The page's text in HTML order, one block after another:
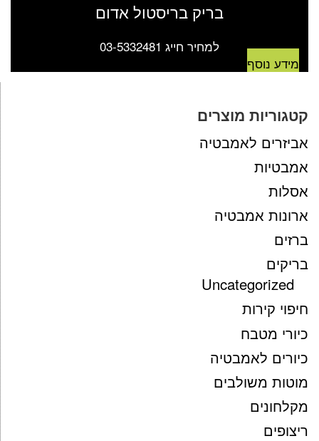
בריק בריסטול אדום
למחיר חייג 03-5332481
מידע נוסף
קטגוריות מוצרים
אביזרים לאמבטיה
אמבטיות
אסלות
ארונות אמבטיה
ברזים
בריקים
Uncategorized
חיפוי קירות
כיורי מטבח
כיורים לאמבטיה
מוטות משולבים
מקלחונים
ריצופים